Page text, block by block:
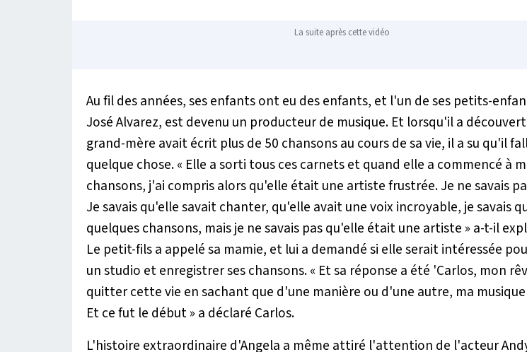
La suite après cette vidéo
Au fil des années, ses enfants ont eu des enfants, et l'un de ses petits-
José Alvarez, est devenu un producteur de musique. Et lorsqu'il a
grand-mère avait écrit plus de 50 chansons au cours de sa vie, il a su qu'il
quelque chose.« Elle a sorti tous ces carnets et quand elle a commencé à
chansons, j'ai compris alors qu'elle était une artiste frustrée. Je ne savais
Je savais qu'elle savait chanter, qu'elle avait une voix incroyable, je savais
quelques chansons, mais je ne savais pas qu'elle était une artiste » a-t-il
Le petit-fils a appelé sa mamie, et lui a demandé si elle serait intéressée
un studio et enregistrer ses chansons.« Et sa réponse a été 'Carlos, mon
quitter cette vie en sachant que d'une manière ou d'une autre, ma
Et ce fut le début » a déclaré Carlos.
L'histoire extraordinaire d'Angela a même attiré l'attention de l'acteur